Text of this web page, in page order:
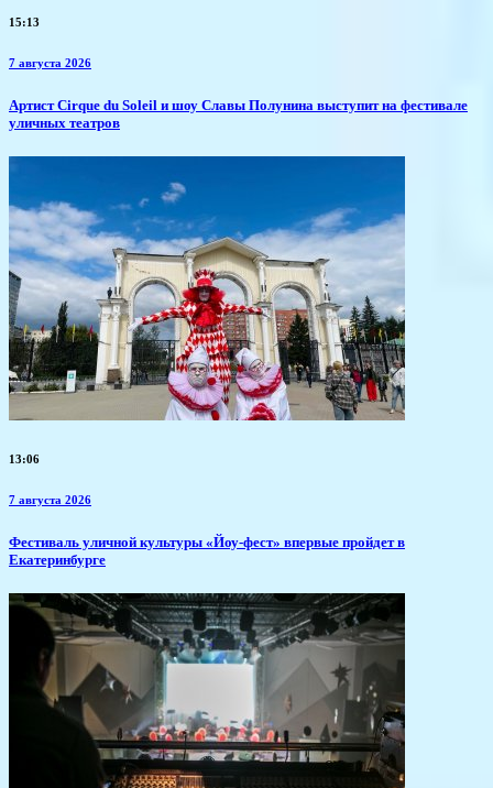
15:13
7 августа 2026
Артист Cirque du Soleil и шоу Славы Полунина выступит на фестивале
уличных театров
13:06
7 августа 2026
​Фестиваль уличной культуры «Йоу-фест» впервые пройдет в
Екатеринбурге